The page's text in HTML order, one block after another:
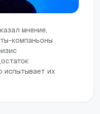
мнение,
компаньоны
испытывает их